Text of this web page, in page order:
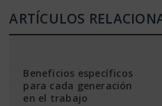
ARTÍCULOS
Beneficios específicos
para cada generación
en el trabajo